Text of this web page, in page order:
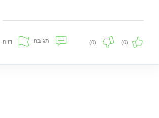
הבעיות. ממליצה בחום.
(0)
(0) תגובה דווח